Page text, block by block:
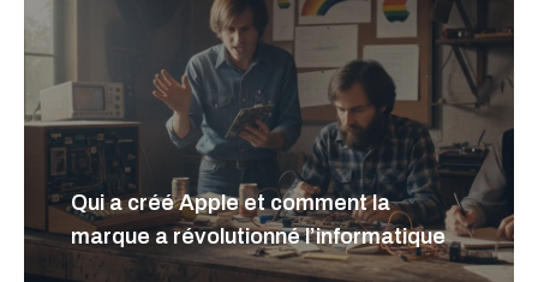
Qui a créé Apple et comment la
marque a révolutionné l’informatique